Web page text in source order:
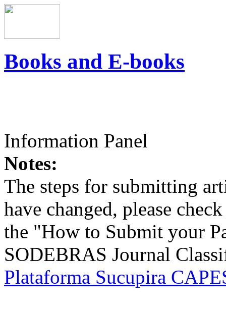
Books and E-books
Information Panel
Notes:
The steps for submitting
have changed, please
the "How to Submit your
SODEBRAS Journal
Plataforma Sucupira